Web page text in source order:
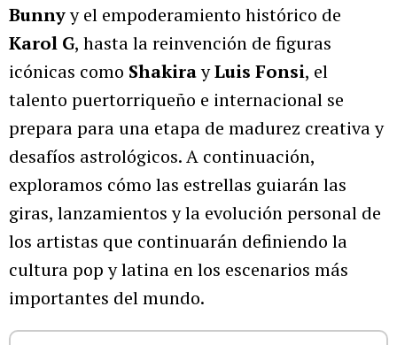
Bunnyy el empoderamiento histórico de
Karol G, hasta la reinvención de figuras
icónicas como ShakirayLuis Fonsi, el
talento puertorriqueño e internacional se
prepara para una etapa de madurez creativa y
desafíos astrológicos. A continuación,
exploramos cómo las estrellas guiarán las
giras, lanzamientos y la evolución personal de
los artistas que continuarán definiendo la
cultura pop y latina en los escenarios más
importantes del mundo.